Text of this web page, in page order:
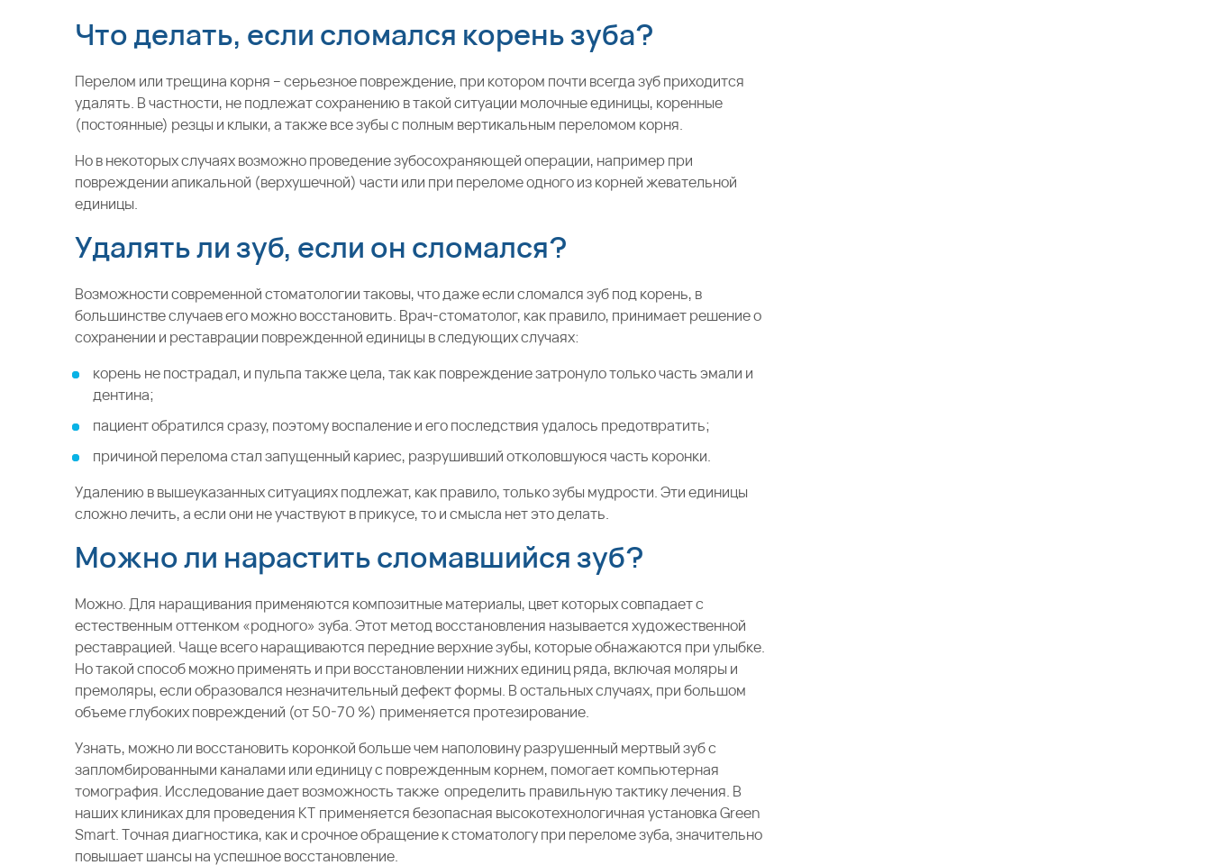
Что делать, если сломался корень зуба?
Перелом или трещина корня – серьезное повреждение, при котором почти всегда зуб приходится
удалять. В частности, не подлежат сохранению в такой ситуации молочные единицы, коренные
(постоянные) резцы и клыки, а также все зубы с полным вертикальным переломом корня.
Но в некоторых случаях возможно проведение зубосохраняющей операции, например при
повреждении апикальной (верхушечной) части или при переломе одного из корней жевательной
единицы.
Удалять ли зуб, если он сломался?
Возможности современной стоматологии таковы, что даже если сломался зуб под корень, в
большинстве случаев его можно восстановить. Врач-стоматолог, как правило, принимает решение о
сохранении и реставрации поврежденной единицы в следующих случаях:
корень не пострадал, и пульпа также цела, так как повреждение затронуло только часть эмали и
дентина;
пациент обратился сразу, поэтому воспаление и его последствия удалось предотвратить;
причиной перелома стал запущенный кариес, разрушивший отколовшуюся часть коронки.
Удалению в вышеуказанных ситуациях подлежат, как правило, только зубы мудрости. Эти единицы
сложно лечить, а если они не участвуют в прикусе, то и смысла нет это делать.
Можно ли нарастить сломавшийся зуб?
Можно. Для наращивания применяются композитные материалы, цвет которых совпадает с
естественным оттенком «родного» зуба. Этот метод восстановления называется художественной
реставрацией. Чаще всего наращиваются передние верхние зубы, которые обнажаются при улыбке.
Но такой способ можно применять и при восстановлении нижних единиц ряда, включая моляры и
премоляры, если образовался незначительный дефект формы. В остальных случаях, при большом
объеме глубоких повреждений (от 50-70 %) применяется протезирование.
Узнать, можно ли восстановить коронкой больше чем наполовину разрушенный мертвый зуб с
запломбированными каналами или единицу с поврежденным корнем, помогает компьютерная
томография. Исследование дает возможность также определить правильную тактику лечения. В
наших клиниках для проведения КТ применяется безопасная высокотехнологичная установка Green
Smart. Точная диагностика, как и срочное обращение к стоматологу при переломе зуба, значительно
повышает шансы на успешное восстановление.